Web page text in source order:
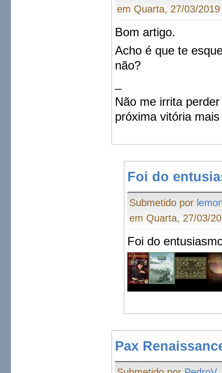
em Quarta, 27/03/
Bom artigo.
Acho é que te
não?
Não me irrita
próxima vitória
Foi do
Submetido por
em Quarta, 27/03/
Foi do
Pax